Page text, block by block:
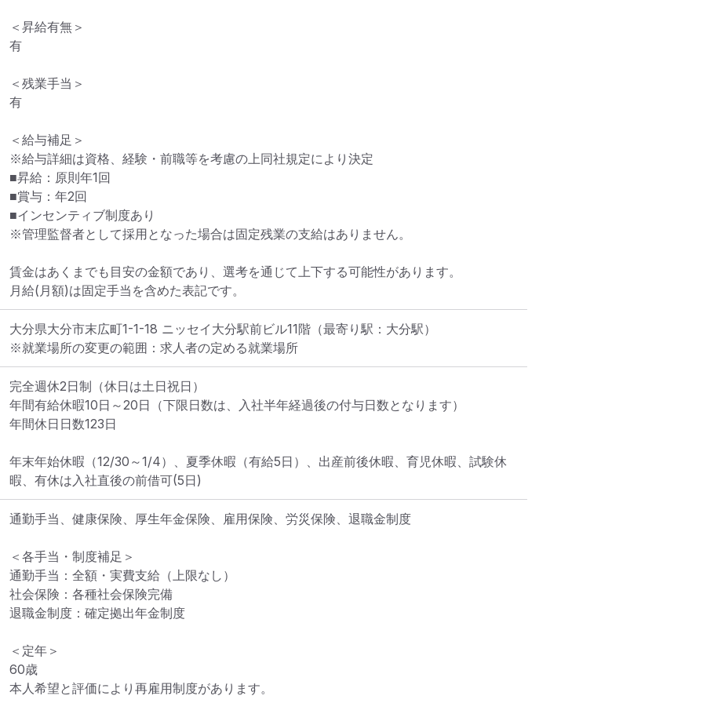
＜昇給有無＞
有
＜残業手当＞
有
＜給与補足＞
※給与詳細は資格、経験・前職等を考慮の上同社規定により決定
■昇給：原則年1回
■賞与：年2回
■インセンティブ制度あり
※管理監督者として採用となった場合は固定残業の支給はありません。
賃金はあくまでも目安の金額であり、選考を通じて上下する可能性があります。
月給(月額)は固定手当を含めた表記です。
大分県大分市末広町1-1-18 ニッセイ大分駅前ビル11階 （最寄り駅：大分駅）
※就業場所の変更の範囲：求人者の定める就業場所
完全週休2日制（休日は土日祝日）
年間有給休暇10日～20日（下限日数は、入社半年経過後の付与日数となります）
年間休日日数123日
年末年始休暇（12/30～1/4）、夏季休暇（有給5日）、出産前後休暇、育児休暇、試験休
暇、有休は入社直後の前借可(5日)
通勤手当、健康保険、厚生年金保険、雇用保険、労災保険、退職金制度
＜各手当・制度補足＞
通勤手当：全額・実費支給（上限なし）
社会保険：各種社会保険完備
退職金制度：確定拠出年金制度
＜定年＞
60歳
本人希望と評価により再雇用制度があります。